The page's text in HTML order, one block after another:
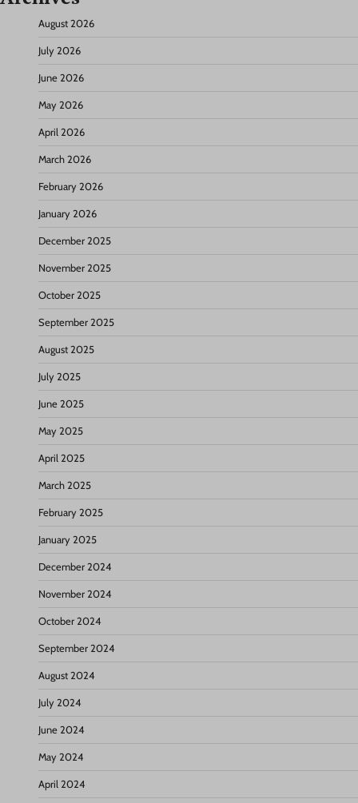
August 2026
July 2026
June 2026
May 2026
April 2026
March 2026
February 2026
January 2026
December 2025
November 2025
October 2025
September 2025
August 2025
July 2025
June 2025
May 2025
April 2025
March 2025
February 2025
January 2025
December 2024
November 2024
October 2024
September 2024
August 2024
July 2024
June 2024
May 2024
April 2024